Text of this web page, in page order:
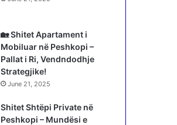
🏡 Shitet Apartament i
Mobiluar në Peshkopi –
Pallat i Ri, Vendndodhje
Strategjike!
June 21, 2025
Shitet Shtëpi Private në
Peshkopi – Mundësi e